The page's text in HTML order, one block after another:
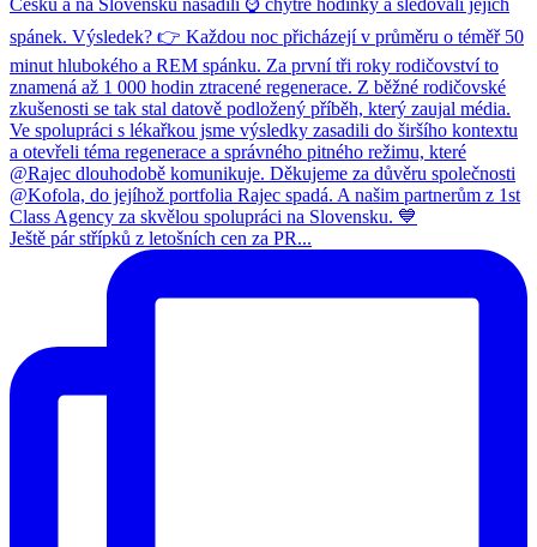
Ještě pár střípků z letošních cen za PR...